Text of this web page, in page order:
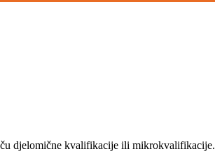
djelomične kvalifikacije ili mikrokvalifikacije.